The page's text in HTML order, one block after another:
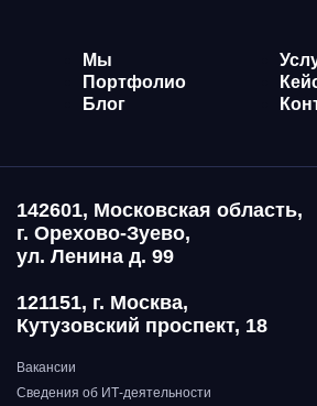
Мы
Портфолио
Блог
142601, Московская область,
г. Орехово-Зуево,
ул. Ленина д. 99
121151, г. Москва,
Кутузовский проспект, 18
Вакансии
Сведения об ИТ-деятельности